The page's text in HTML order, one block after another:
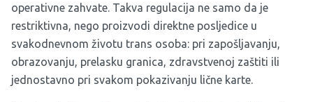
operativne zahvate. Takva regulacija ne samo da je
restriktivna, nego proizvodi direktne posljedice u
svakodnevnom životu trans osoba: pri zapošljavanju,
obrazovanju, prelasku granica, zdravstvenoj zaštiti ili
jednostavno pri svakom pokazivanju lične karte.